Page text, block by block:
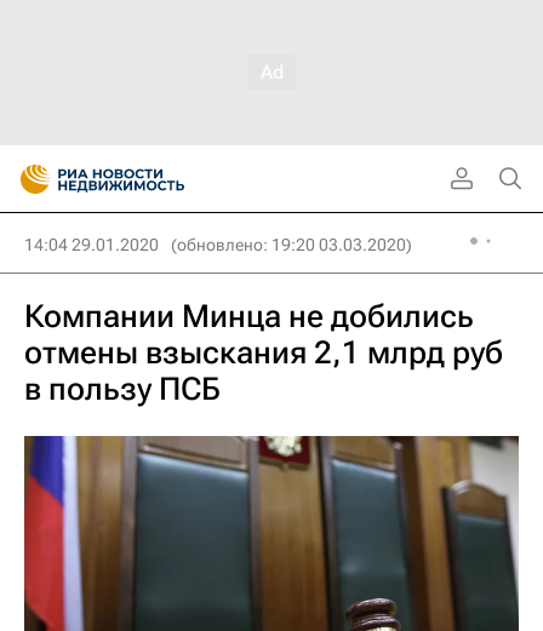
14:04 29.01.2020 (обновлено: 19:20 03.03.2020)
Компании Минца не добились
отмены взыскания 2,1 млрд руб
в пользу ПСБ